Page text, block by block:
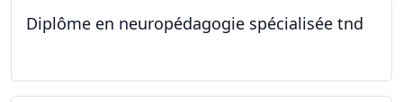
Diplôme en neuropédagogie spécialisée tnd